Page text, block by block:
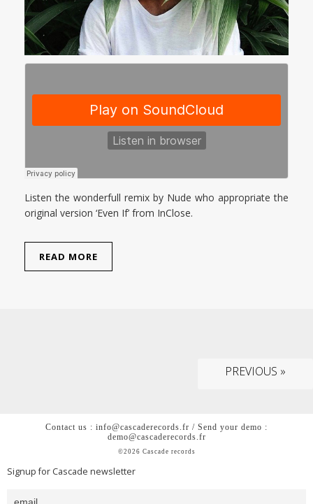
Listen the wonderfull remix by Nude who appropriate the
original version ‘Even If’ from InClose.
READ MORE
PREVIOUS »
Contact us : info@cascaderecords.fr / Send your demo :
demo@cascaderecords.fr
©2026 Cascade records
Signup for Cascade newsletter